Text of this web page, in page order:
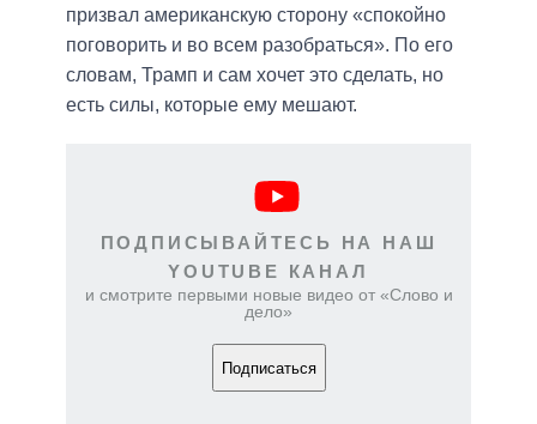
призвал американскую сторону «спокойно
поговорить и во всем разобраться». По его
словам, Трамп и сам хочет это сделать, но
есть силы, которые ему мешают.
ПОДПИСЫВАЙТЕСЬ НА НАШ
YOUTUBE КАНАЛ
и смотрите первыми новые видео от «Слово и
дело»
Подписаться